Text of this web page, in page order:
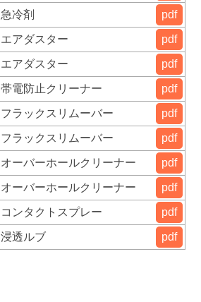
急冷剤 pdf
エアダスター pdf
エアダスター pdf
帯電防止クリーナー pdf
フラックスリムーバー pdf
フラックスリムーバー pdf
オーバーホールクリーナー pdf
オーバーホールクリーナー pdf
コンタクトスプレー pdf
浸透ルブ pdf